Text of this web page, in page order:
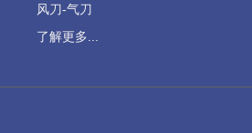
风刀-气刀
了解更多...